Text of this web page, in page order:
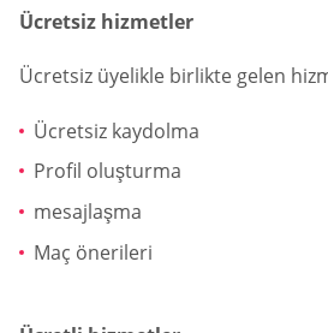
Ücretsiz hizmetler
Ücretsiz üyelikle birlikte gelen
Ücretsiz kaydolma
Profil oluşturma
mesajlaşma
Maç önerileri